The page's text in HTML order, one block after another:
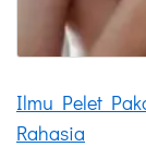
Ilmu Pelet
Rahasia